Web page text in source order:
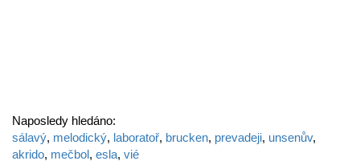
Naposledy hledáno:
sálavý, melodický, laboratoř, brucken, prevadeji, unsenův,
akrido, mečbol, esla, vié